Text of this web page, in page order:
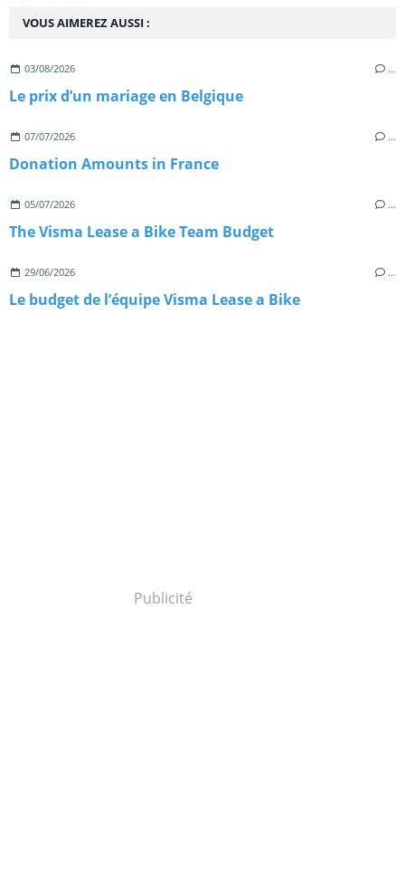
VOUS AIMEREZ AUSSI :
03/08/2026 …
Le prix d’un mariage en Belgique
07/07/2026 …
Donation Amounts in France
05/07/2026 …
The Visma Lease a Bike Team Budget
29/06/2026 …
Le budget de l’équipe Visma Lease a Bike
Publicité